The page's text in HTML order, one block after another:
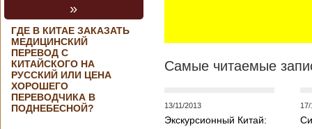
Опубликовано
21/02/2019 - 22:26
В Китае найден
древний
крупный
бирюзовый
рудник
»
ГДЕ В КИТАЕ ЗАКАЗАТЬ
МЕДИЦИНСКИЙ
ПЕРЕВОД С
КИТАЙСКОГО НА
РУССКИЙ ИЛИ ЦЕНА
ХОРОШЕГО
ПЕРЕВОДЧИКА В
ПОДНЕБЕСНОЙ?
Самые читаемые
13/11/2013
Экскурсионный Китай: